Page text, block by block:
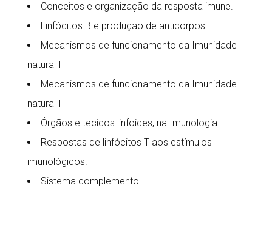
Conceitos e organização da resposta imune.
Linfócitos B e produção de anticorpos.
Mecanismos de funcionamento da Imunidade
natural I
Mecanismos de funcionamento da Imunidade
natural II
Órgãos e tecidos linfoides, na Imunologia.
Respostas de linfócitos T aos estímulos
imunológicos.
Sistema complemento